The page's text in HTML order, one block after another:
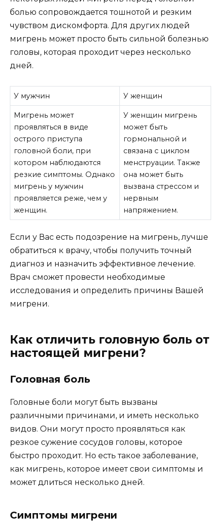
болью сопровождается тошнотой и резким
чувством дискомфорта. Для других людей
мигрень может просто быть сильной болезнью
головы, которая проходит через несколько
дней.
У мужчин У женщин
Мигрень может
проявляться в виде
острого приступа
головной боли, при
котором наблюдаются
резкие симптомы. Однако
мигрень у мужчин
проявляется реже, чем у
женщин.
У женщин мигрень
может быть
гормональной и
связана с циклом
менструации. Также
она может быть
вызвана стрессом и
нервным
напряжением.
Если у Вас есть подозрение на мигрень, лучше
обратиться к врачу, чтобы получить точный
диагноз и назначить эффективное лечение.
Врач сможет провести необходимые
исследования и определить причины Вашей
мигрени.
Как отличить головную боль от
настоящей мигрени?
Головная боль
Головные боли могут быть вызваны
различными причинами, и иметь несколько
видов. Они могут просто проявляться как
резкое сужение сосудов головы, которое
быстро проходит. Но есть такое заболевание,
как мигрень, которое имеет свои симптомы и
может длиться несколько дней.
Симптомы мигрени